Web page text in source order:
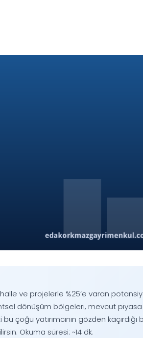
ve projelerle %25’e varan
dönüşüm bölgeleri, mevcut piyasa
yatırımcının gözden kaçırdığı
Okuma süresi: ~14 dk.